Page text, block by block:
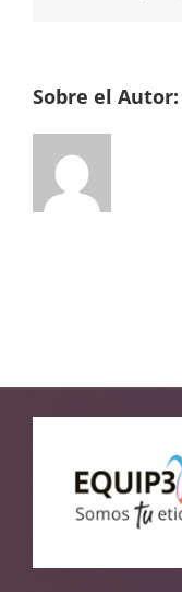
Sobre el Autor: